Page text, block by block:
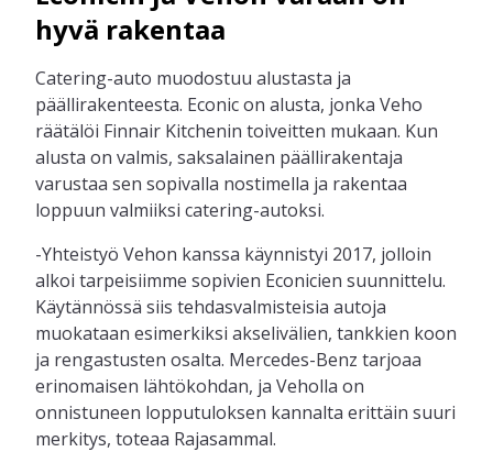
hyvä rakentaa
Catering-auto muodostuu alustasta ja
päällirakenteesta. Econic on alusta, jonka Veho
räätälöi Finnair Kitchenin toiveitten mukaan. Kun
alusta on valmis, saksalainen päällirakentaja
varustaa sen sopivalla nostimella ja rakentaa
loppuun valmiiksi catering-autoksi.
-Yhteistyö Vehon kanssa käynnistyi 2017, jolloin
alkoi tarpeisiimme sopivien Econicien suunnittelu.
Käytännössä siis tehdasvalmisteisia autoja
muokataan esimerkiksi akselivälien, tankkien koon
ja rengastusten osalta. Mercedes-Benz tarjoaa
erinomaisen lähtökohdan, ja Veholla on
onnistuneen lopputuloksen kannalta erittäin suuri
merkitys, toteaa Rajasammal.